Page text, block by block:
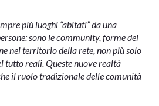
più luoghi “abitati” da una
sono le community, forme del
nel territorio della rete, non più solo
tutto reali. Queste nuove realtà
il ruolo tradizionale delle comunità